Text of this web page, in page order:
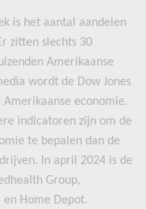
is het aantal aandelen
zitten slechts 30
Amerikaanse
wordt de Dow Jones
economie.
indicatoren zijn om de
te bepalen dan de
In april 2024 is de
Group,
Home Depot.